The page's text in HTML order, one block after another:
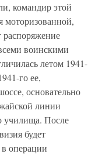
командир этой
моторизованной,
распоряжение
воинскими
летом 1941-
го ее,
основательно
линии
училища. После
будет
операции